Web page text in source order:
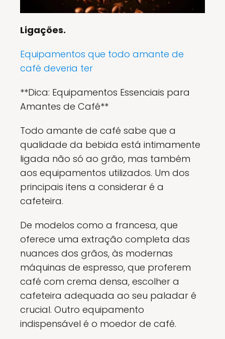
Ligações.
Equipamentos que todo amante de
café deveria ter
**Dica: Equipamentos Essenciais para
Amantes de Café**
Todo amante de café sabe que a
qualidade da bebida está intimamente
ligada não só ao grão, mas também
aos equipamentos utilizados. Um dos
principais itens a considerar é a
cafeteira.
De modelos como a francesa, que
oferece uma extração completa das
nuances dos grãos, às modernas
máquinas de espresso, que proferem
café com crema densa, escolher a
cafeteira adequada ao seu paladar é
crucial. Outro equipamento
indispensável é o moedor de café.